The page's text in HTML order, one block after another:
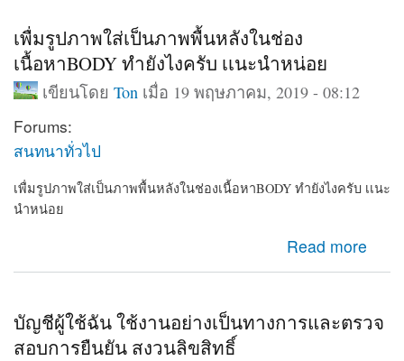
เพื่มรูปภาพใส่เป็นภาพพื้นหลังในช่อง
เนื้อหาBODY ทำยังไงครับ เเนะนำหน่อย
เขียนโดย Ton เมื่อ 19 พฤษภาคม, 2019 - 08:12
Forums:
สนทนาทั่วไป
เพื่มรูปภาพใส่เป็นภาพพื้นหลังในช่องเนื้อหาBODY ทำยังไงครับ เเนะ
นำหน่อย
Read more
about เพื่มรูปภาพใส่เป็นภาพพื้นหลังในช่องเนื้อหาBODY
ทำยังไงครับ เเนะนำหน่อย
บัญชีผู้ใช้ฉัน ใช้งานอย่างเป็นทางการและตรวจ
สอบการยืนยัน สงวนลิขสิทธิ์